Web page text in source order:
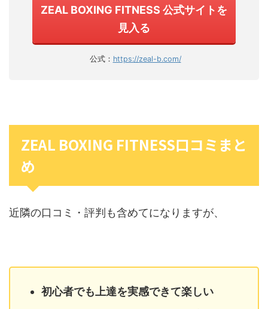
ZEAL BOXING FITNESS 公式サイトを
見入る
公式： https://zeal-b.com/
ZEAL BOXING FITNESS口コミまと
め
近隣の口コミ・評判も含めてになりますが、
初心者でも上達を実感できて楽しい